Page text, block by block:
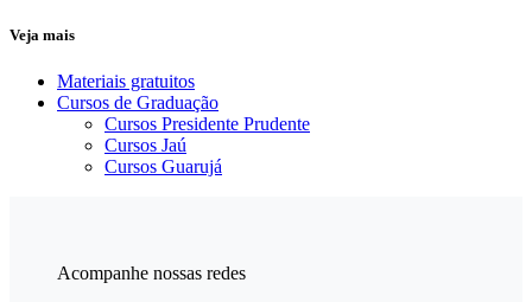
Veja mais
Materiais gratuitos
Cursos de Graduação
Cursos Presidente Prudente
Cursos Jaú
Cursos Guarujá
Acompanhe nossas redes